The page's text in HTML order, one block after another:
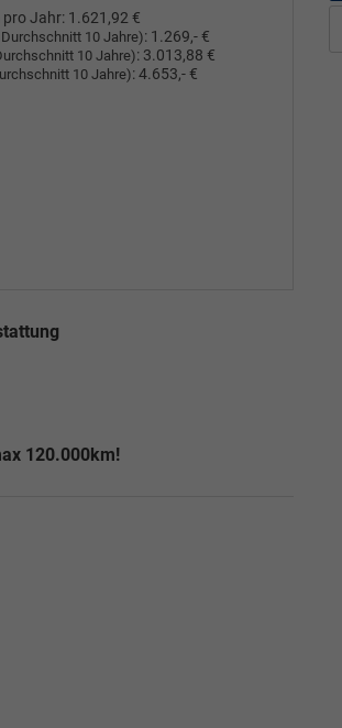
pro Jahr: 1.621,92 €
10 Jahre): 1.269,- €
10 Jahre): 3.013,88 €
10 Jahre):4.653,- €
120.000km!